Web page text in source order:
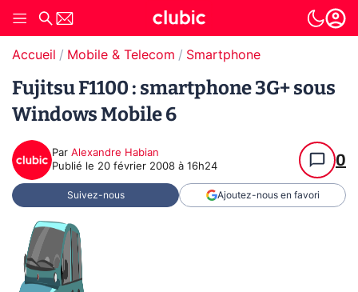
Accueil Mobile & Telecom Smartphone
Fujitsu F1100 : smartphone 3G+ sous
Windows Mobile 6
Par Alexandre Habian
Publié le 20 février 2008 à 16h24 0
Suivez-nous Ajoutez-nous en favori